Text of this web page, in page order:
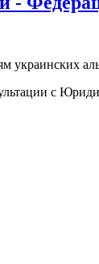
украинских
с